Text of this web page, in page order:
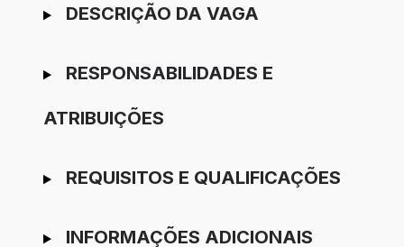
DESCRIÇÃO DA VAGA
RESPONSABILIDADES E
ATRIBUIÇÕES
REQUISITOS E QUALIFICAÇÕES
INFORMAÇÕES ADICIONAIS